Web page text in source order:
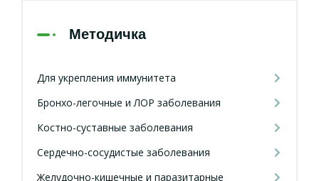
Методичка
Для укрепления иммунитета
Бронхо-легочные и ЛОР заболевания
Костно-суставные заболевания
Сердечно-сосудистые заболевания
Желудочно-кишечные и паразитарные